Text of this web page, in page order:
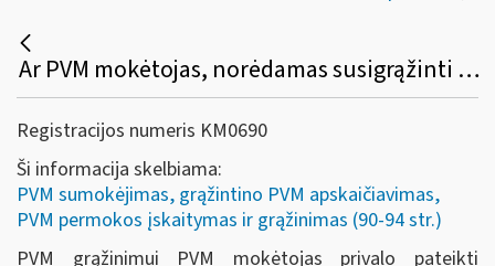
Ar PVM mokėtojas, norėdamas susigrąžinti PVM, privalo pateikti prašymą?
Registracijos numeris KM0690
Ši informacija skelbiama:
PVM sumokėjimas, grąžintino PVM apskaičiavimas,
PVM permokos įskaitymas ir grąžinimas (90-94 str.)
PVM grąžinimui PVM mokėtojas privalo pateikti